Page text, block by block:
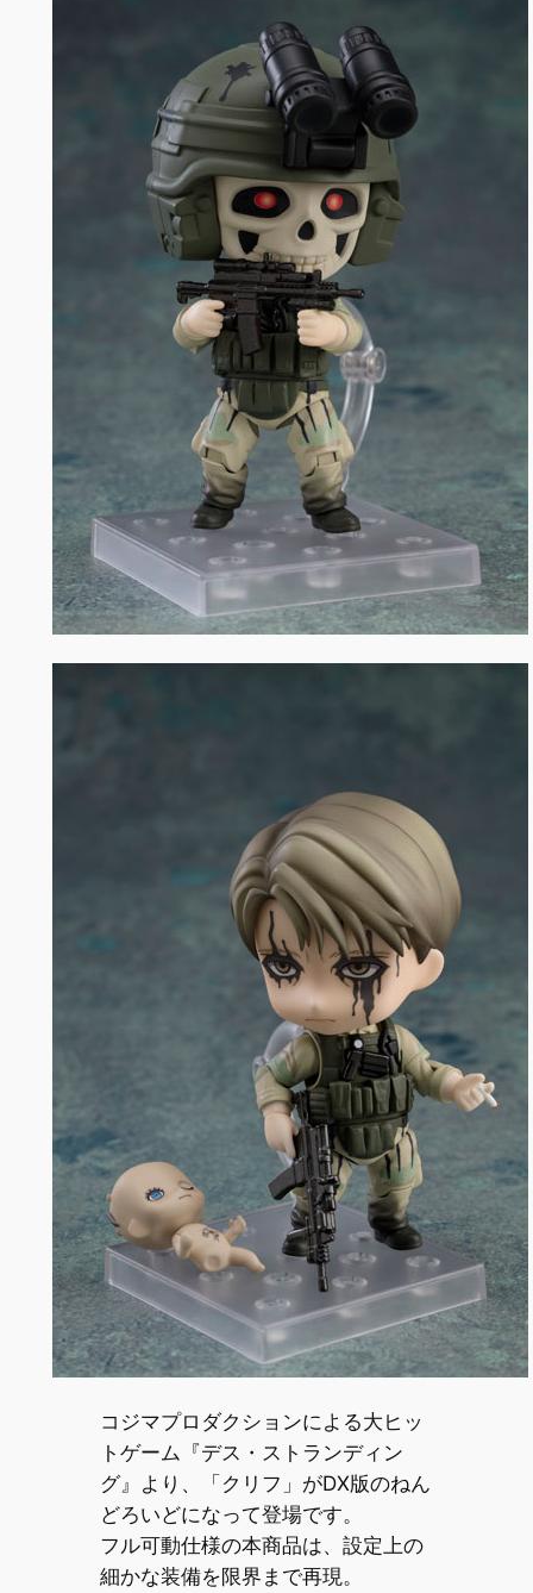
コジマプロダクションによる大ヒッ
トゲーム『デス・ストランディン
グ』より、「クリフ」がDX版のねん
どろいどになって登場です。
フル可動仕様の本商品は、設定上の
細かな装備を限界まで再現。